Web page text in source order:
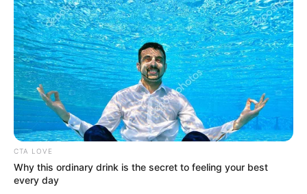
CTA LOVE
Why this ordinary drink is the secret to feeling your best
every day